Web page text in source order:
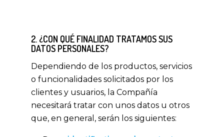
2. ¿CON QUÉ FINALIDAD TRATAMOS SUS
DATOS PERSONALES?
Dependiendo de los productos, servicios
o funcionalidades solicitados por los
clientes y usuarios, la Compañía
necesitará tratar con unos datos u otros
que, en general, serán los siguientes: